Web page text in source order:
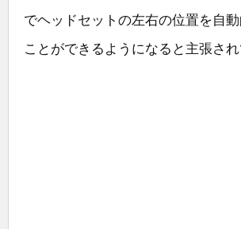
でヘッドセットの左右の位置を自
ことができるようになると主張さ